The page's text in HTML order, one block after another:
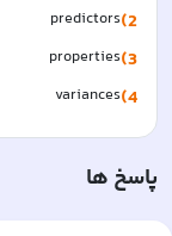
2)
predictors
3)
properties
4)
variances
پاسخ ها